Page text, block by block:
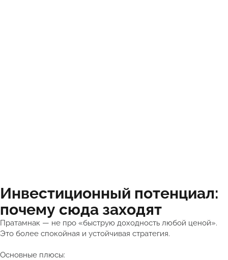
Инвестиционный потенциал:
почему сюда заходят
Пратамнак — не про «быструю доходность любой ценой».
Это более спокойная и устойчивая стратегия.
Основные плюсы: